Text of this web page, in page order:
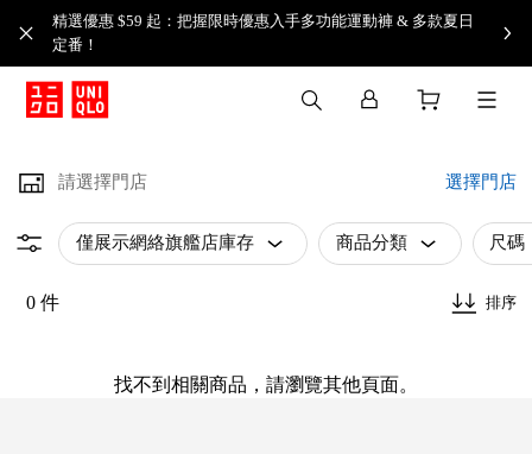
精選優惠 $59 起：把握限時優惠入手多功能運動褲 & 多款夏日
定番！​
請選擇門店 選擇門店
僅展示網絡旗艦店庫存 商品分類 尺碼
0 件 排序
找不到相關商品，請瀏覽其他頁面。